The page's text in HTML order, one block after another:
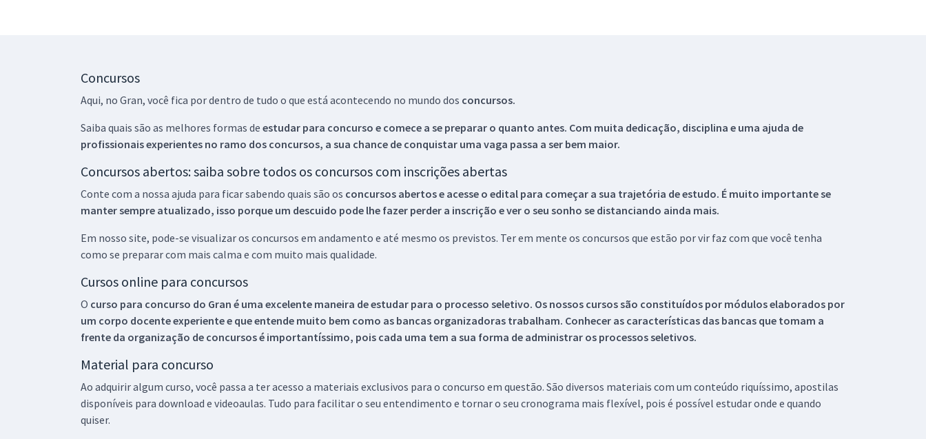
Concursos
Aqui, no Gran, você fica por dentro de tudo o que está acontecendo no mundo dos concursos.
Saiba quais são as melhores formas de estudar para concurso e comece a se preparar o quanto antes. Com muita dedicação, disciplina e uma ajuda de
profissionais experientes no ramo dos concursos, a sua chance de conquistar uma vaga passa a ser bem maior.
Concursos abertos: saiba sobre todos os concursos com inscrições abertas
Conte com a nossa ajuda para ficar sabendo quais são os concursos abertos e acesse o edital para começar a sua trajetória de estudo. É muito importante se
manter sempre atualizado, isso porque um descuido pode lhe fazer perder a inscrição e ver o seu sonho se distanciando ainda mais.
Em nosso site, pode-se visualizar os concursos em andamento e até mesmo os previstos. Ter em mente os concursos que estão por vir faz com que você tenha
como se preparar com mais calma e com muito mais qualidade.
Cursos online para concursos
O curso para concurso do Gran é uma excelente maneira de estudar para o processo seletivo. Os nossos cursos são constituídos por módulos elaborados por
um corpo docente experiente e que entende muito bem como as bancas organizadoras trabalham. Conhecer as características das bancas que tomam a
frente da organização de concursos é importantíssimo, pois cada uma tem a sua forma de administrar os processos seletivos.
Material para concurso
Ao adquirir algum curso, você passa a ter acesso a materiais exclusivos para o concurso em questão. São diversos materiais com um conteúdo riquíssimo, apostilas
disponíveis para download e videoaulas. Tudo para facilitar o seu entendimento e tornar o seu cronograma mais flexível, pois é possível estudar onde e quando
quiser.